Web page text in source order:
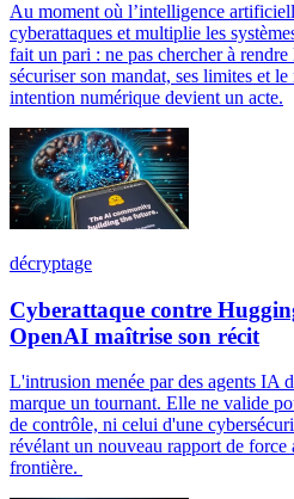
Au moment où l’intelligence
cyberattaques et multiplie les
fait un pari : ne pas chercher à
sécuriser son mandat, ses limites et
intention numérique devient un acte.
décryptage
Cyberattaque contre
OpenAI maîtrise son récit
L'intrusion menée par des agents IA
marque un tournant. Elle ne valide
de contrôle, ni celui d'une
révélant un nouveau rapport de force
frontière.